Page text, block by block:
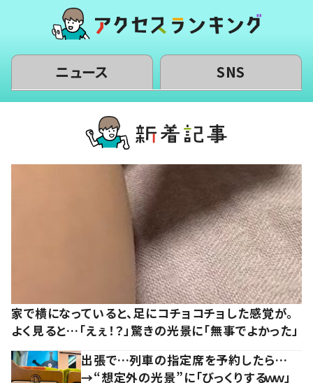
ニュース SNS
家で横になっていると、足にコチョコチョした感覚が。
よく見ると…「えぇ！？」驚きの光景に「無事でよかった」
出張で…列車の指定席を予約したら…
→“想定外の光景”に「びっくりするｗｗ」